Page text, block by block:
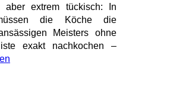
extrem tückisch: In
die Köche die
Meisters ohne
exakt nachkochen –